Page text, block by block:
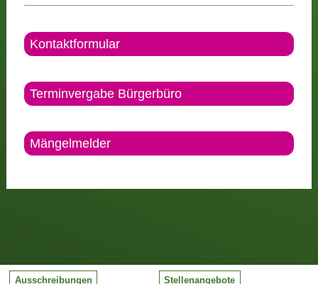
Kontaktformular
Terminvergabe Bürgerbüro
Mängelmelder
Ausschreibungen Stellenangebote